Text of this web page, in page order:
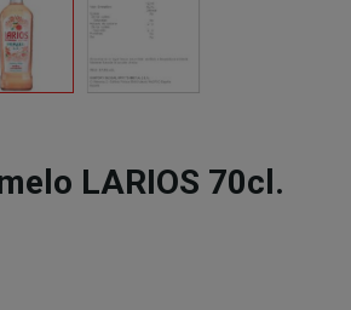
LARIOS 70cl.